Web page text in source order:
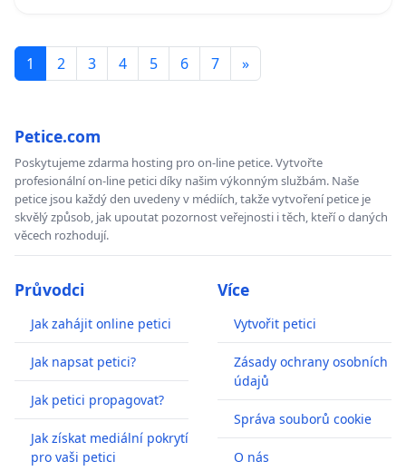
1 2 3 4 5 6 7 »
Petice.com
Poskytujeme zdarma hosting pro on-line petice. Vytvořte
profesionální on-line petici díky našim výkonným službám. Naše
petice jsou každý den uvedeny v médiích, takže vytvoření petice je
skvělý způsob, jak upoutat pozornost veřejnosti i těch, kteří o daných
věcech rozhodují.
Průvodci
Jak zahájit online petici
Jak napsat petici?
Jak petici propagovat?
Jak získat mediální pokrytí
pro vaši petici
Více
Vytvořit petici
Zásady ochrany osobních
údajů
Správa souborů cookie
O nás